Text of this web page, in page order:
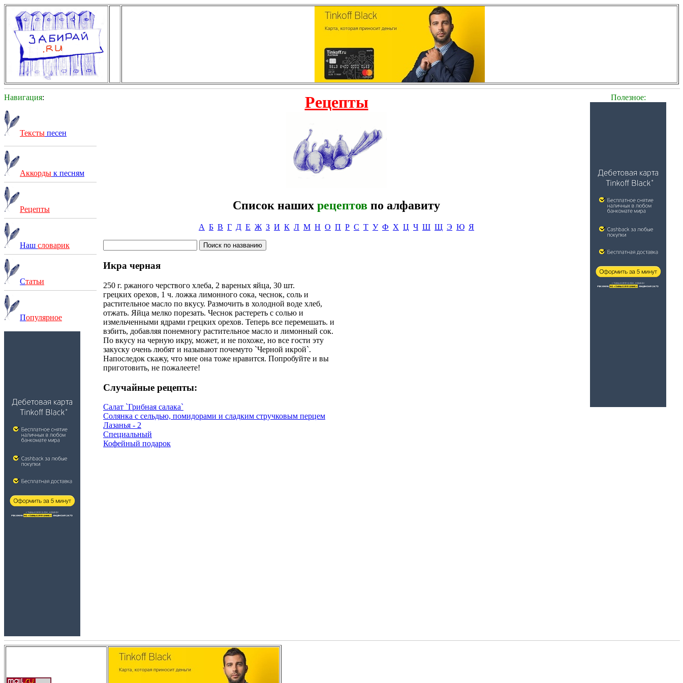
Навигация:
Тексты песен
Аккорды к песням
Рецепты
Наш словарик
Статьи
Популярное
Рецепты
Список наших рецептов по алфавиту
А Б В Г Д Е Ж З И К Л М Н О П Р С Т У Ф Х Ц Ч Ш Щ Э Ю Я
Икра черная
250 г. ржаного черствого хлеба, 2 вареных яйца, 30 шт.
грецких орехов, 1 ч. ложка лимонного сока, чеснок, соль и
растительное масло по вкусу. Размочить в холодной воде хлеб,
отжать. Яйца мелко порезать. Чеснок растереть с солью и
измельченными ядрами грецких орехов. Теперь все перемешать. и
взбить, добавляя понемногу растительное масло и лимонный сок.
По вкусу на черную икру, может, и не похоже, но все гости эту
закуску очень любят и называют почемуто `Черной икрой`.
Напоследок скажу, что мне она тоже нравится. Попробуйте и вы
приготовить, не пожалеете!
Случайные рецепты:
Салат `Грибная салака`
Солянка с сельдью, помидорами и сладким стручковым перцем
Лазанья - 2
Специальный
Кофейный подарок
Полезное: